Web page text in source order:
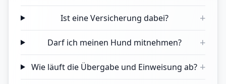
Ist eine Versicherung dabei? +
Darf ich meinen Hund mitnehmen? +
Wie läuft die Übergabe und Einweisung ab? +